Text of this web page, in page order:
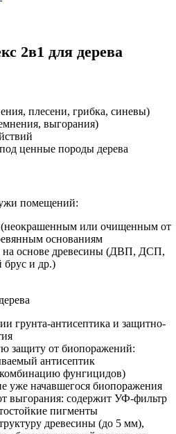
2в1 для дерева
плесени, грибка, синевы)
выгорания)
ценные породы дерева
помещений:
или очищенным от
основаниям
основе древесины (ДВП, ДСП,
брус и др.)
грунта-антисептика и защитно-
защиту от биопоражений:
антисептик
фунгицидов)
уже начавшегося биопоражения
выгорания: содержит УФ-фильтр
пигменты
древесины (до 5 мм),